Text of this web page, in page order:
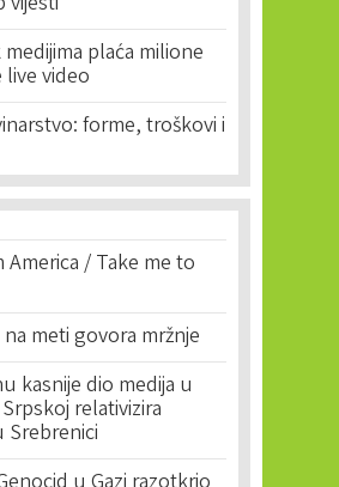
plaća milione
video
forme, troškovi i
America / Take me to
meti govora mržnje
kasnije dio medija u
relativizira